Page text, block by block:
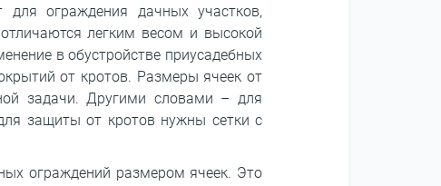
ограждения дачных участков,
легким весом и высокой
в обустройстве приусадебных
от кротов. Размеры ячеек от
задачи. Другими словами – для
защиты от кротов нужны сетки с
ограждений размером ячеек. Это